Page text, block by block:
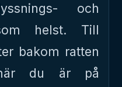
och
helst. Till
bakom ratten
du är på